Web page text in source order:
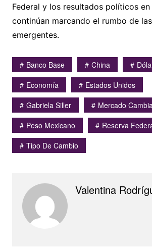
Federal y los resultados políticos
continúan marcando el rumbo de
emergentes.
Banco Base China
Economía
Estados Unidos
Gabriela Siller
Mercado
Peso Mexicano
Reserva
Tipo De Cambio
Valentina